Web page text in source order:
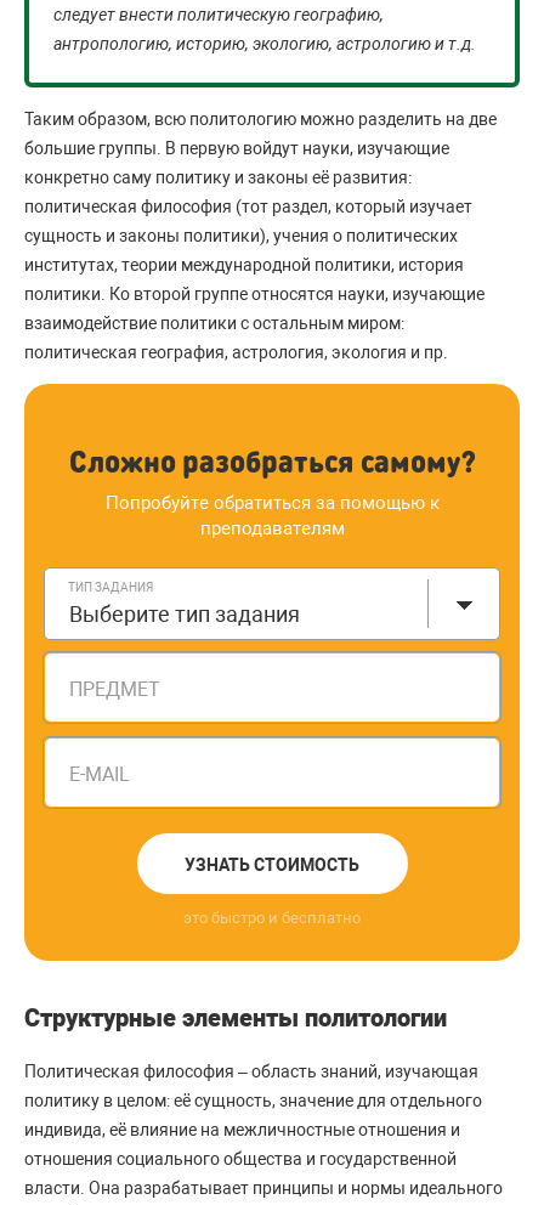
следует внести политическую географию,
антропологию, историю, экологию, астрологию и т.д.
Таким образом, всю политологию можно разделить на две
большие группы. В первую войдут науки, изучающие
конкретно саму политику и законы её развития:
политическая философия (тот раздел, который изучает
сущность и законы политики), учения о политических
институтах, теории международной политики, история
политики. Ко второй группе относятся науки, изучающие
взаимодействие политики с остальным миром:
политическая география, астрология, экология и пр.
Сложно разобраться самому?
Попробуйте обратиться за помощью к
преподавателям
ТИП ЗАДАНИЯ
Выберите тип задания
ПРЕДМЕТ
E-MAIL
УЗНАТЬ СТОИМОСТЬ
это быстро и бесплатно
Структурные элементы политологии
Политическая философия – область знаний, изучающая
политику в целом: её сущность, значение для отдельного
индивида, её влияние на межличностные отношения и
отношения социального общества и государственной
власти. Она разрабатывает принципы и нормы идеального